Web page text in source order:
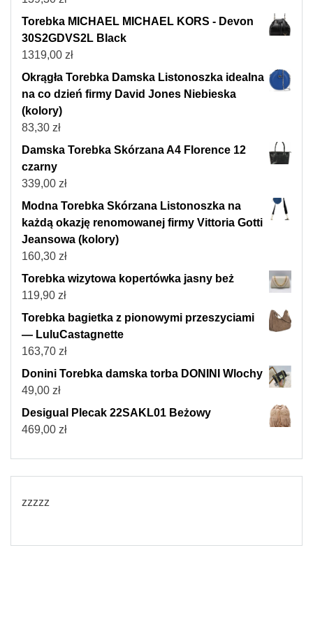
Torebka MICHAEL MICHAEL KORS - Devon
30S2GDVS2L Black
1319,00 zł
Okrągła Torebka Damska Listonoszka idealna
na co dzień firmy David Jones Niebieska
(kolory)
83,30 zł
Damska Torebka Skórzana A4 Florence 12
czarny
339,00 zł
Modna Torebka Skórzana Listonoszka na
każdą okazję renomowanej firmy Vittoria Gotti
Jeansowa (kolory)
160,30 zł
Torebka wizytowa kopertówka jasny beż
119,90 zł
Torebka bagietka z pionowymi przeszyciami
— LuluCastagnette
163,70 zł
Donini Torebka damska torba DONINI Wlochy
49,00 zł
Desigual Plecak 22SAKL01 Beżowy
469,00 zł
zzzzz